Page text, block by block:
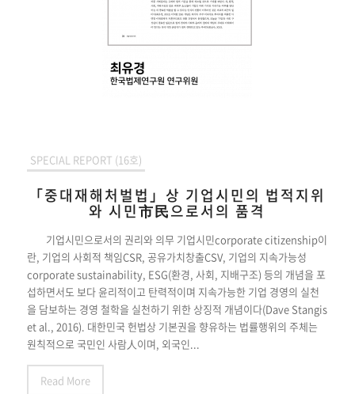
SPECIAL REPORT (16호)
「중대재해처벌법」상 기업시민의 법적지위
와 시민市民으로서의 품격
기업시민으로서의 권리와 의무 기업시민corporate citizenship이
란, 기업의 사회적 책임CSR, 공유가치창출CSV, 기업의 지속가능성
corporate sustainability, ESG(환경, 사회, 지배구조) 등의 개념을 포
섭하면서도 보다 윤리적이고 탄력적이며 지속가능한 기업 경영의 실천
을 담보하는 경영 철학을 실천하기 위한 상징적 개념이다(Dave Stangis
et al., 2016). 대한민국 헌법상 기본권을 향유하는 법률행위의 주체는
원칙적으로 국민인 사람人이며, 외국인...
Read More